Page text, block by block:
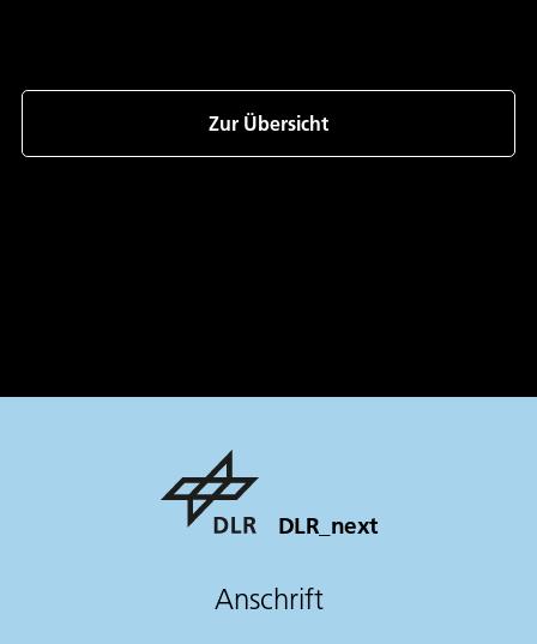
Zur Übersicht
DLR_next
Anschrift